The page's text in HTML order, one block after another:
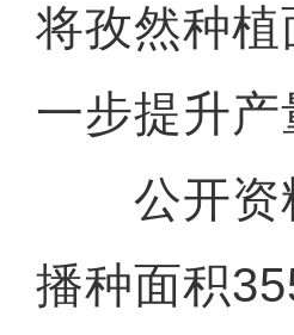
将孜然种
一步提升产
公开资料
播种面积